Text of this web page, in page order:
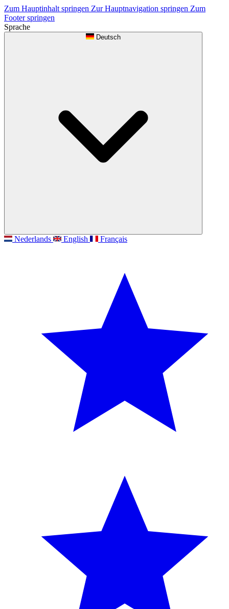
Zum Hauptinhalt springen Zur Hauptnavigation springen Zum
Footer springen
Sprache
Deutsch
Nederlands English Français